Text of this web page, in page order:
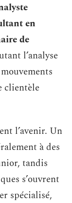
en
de
l’analyse
clientèle
l’avenir. Un
à des
tandis
s’ouvrent
spécialisé,